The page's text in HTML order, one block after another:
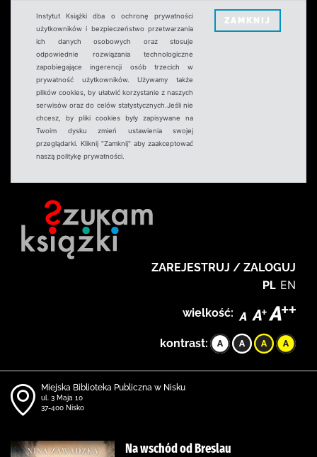
Instytut Książki dba o ochronę prywatności
użytkowników i bezpieczeństwo przetwarzania
ich danych osobowych oraz stosuje
odpowiednie rozwiązania technologiczne
zapobiegające ingerencji osób trzecich w
prywatność użytkowników. Używamy także
plików cookies, by ułatwić korzystanie z naszych
serwisów oraz do celów statystycznych.Jeśli nie
chcesz, by pliki cookies były zapisywane na
Twoim dysku zmień ustawienia swojej
przeglądarki. Kliknij "Zamknij" aby zaakceptować
naszą politykę prywatności.
ZAMKNIJ
ZAREJESTRUJ / ZALOGUJ
PL EN
wielkość:
kontrast:
Miejska Biblioteka Publiczna w Nisku
ul. 3 Maja 10
37-400 Nisko
Na wschód od Breslau